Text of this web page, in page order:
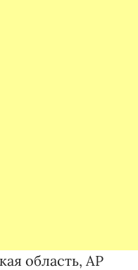
область, АР